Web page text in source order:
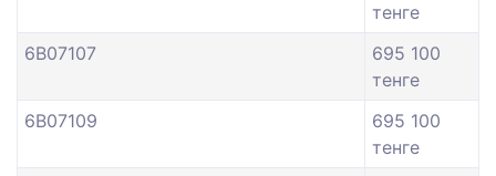
тенге
6B07107
695 100
тенге
6B07109
695 100
тенге